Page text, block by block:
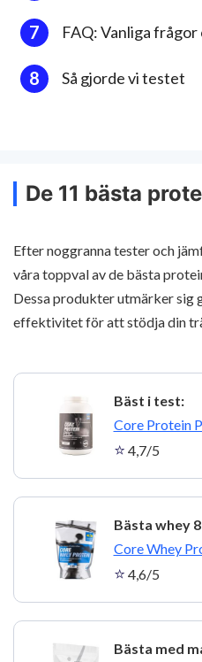
FAQ: Vanliga
Så gjorde vi testet
De 11 bästa
Efter noggranna tester och
våra toppval av de bästa
Dessa produkter utmärker sig
effektivitet för att stödja din
Bäst i test:
Core Protein
4,7/5
Bästa whey
Core Whey
4,6/5
Bästa med